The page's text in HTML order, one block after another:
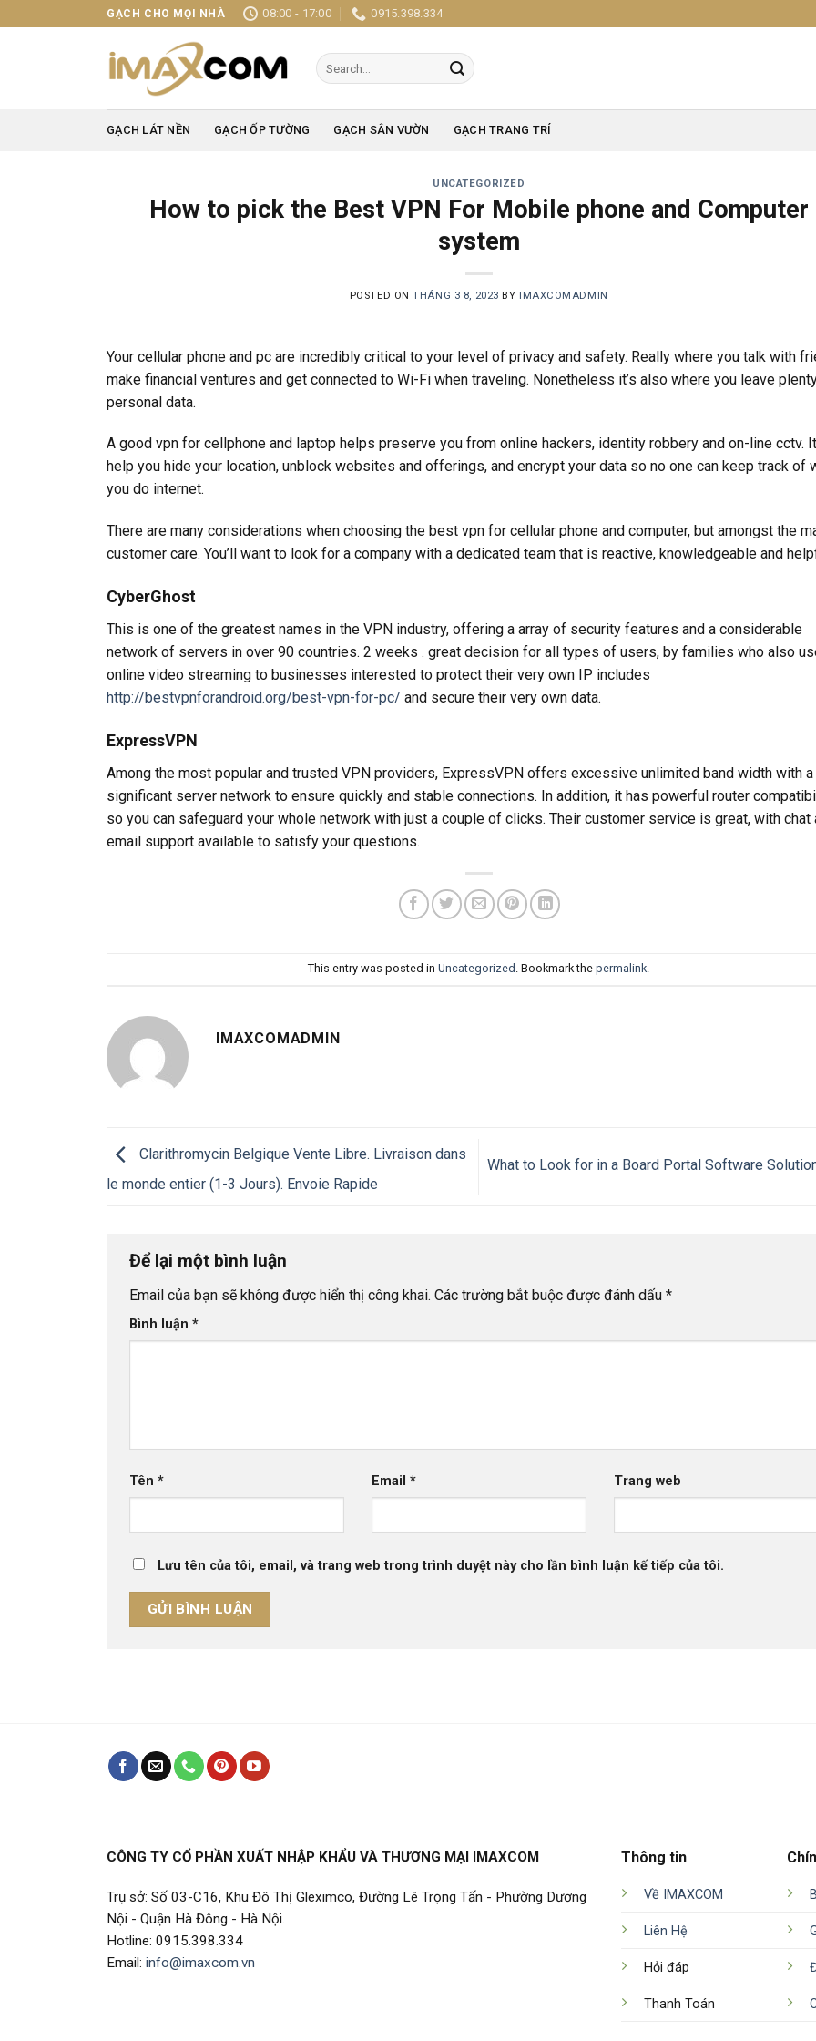
to
GẠCH CHO MỌI NHÀ 08:00 - 17:00 0915.398.334
Search
for:
GẠCH LÁT NỀN GẠCH ỐP TƯỜNG GẠCH SÂN VƯỜN GẠCH TRANG TRÍ
UNCATEGORIZED
How to pick the Best VPN For Mobile phone and Computer
system
POSTED ONTHÁNG 3 8, 2023 BY IMAXCOMADMIN
Your cellular phone and pc are incredibly critical to your level of privacy and safety. Really where you talk with
make financial ventures and get connected to Wi-Fi when traveling. Nonetheless it’s also where you leave
personal data.
A good vpn for cellphone and laptop helps preserve you from online hackers, identity robbery and on-line cctv. It
help you hide your location, unblock websites and offerings, and encrypt your data so no one can keep track of
you do internet.
There are many considerations when choosing the best vpn for cellular phone and computer, but amongst the
customer care. You’ll want to look for a company with a dedicated team that is reactive, knowledgeable and
CyberGhost
This is one of the greatest names in the VPN industry, offering a array of security features and a considerable
network of servers in over 90 countries. 2 weeks . great decision for all types of users, by families who also
online video streaming to businesses interested to protect their very own IP includes
http://bestvpnforandroid.org/best-vpn-for-pc/ and secure their very own data.
ExpressVPN
Among the most popular and trusted VPN providers, ExpressVPN offers excessive unlimited band width with a
significant server network to ensure quickly and stable connections. In addition, it has powerful router
so you can safeguard your whole network with just a couple of clicks. Their customer service is great, with chat
email support available to satisfy your questions.
This entry was posted inUncategorized . Bookmark thepermalink.
IMAXCOMADMIN
Clarithromycin Belgique Vente Libre. Livraison dans
le monde entier (1-3 Jours). Envoie Rapide
What to Look for in a Board Portal Software
Để lại một bình luận
Email của bạn sẽ không được hiển thị công khai. Các trường bắt buộc được đánh dấu *
Bình luận *
Tên * Email * Trang web
Lưu tên của tôi, email, và trang web trong trình duyệt này cho lần bình luận kế tiếp của tôi.
CÔNG TY CỔ PHẦN XUẤT NHẬP KHẨU VÀ THƯƠNG MẠI IMAXCOM
Trụ sở: Số 03-C16, Khu Đô Thị Gleximco, Đường Lê Trọng Tấn - Phường Dương
Nội - Quận Hà Đông - Hà Nội.
Hotline: 0915.398.334
Email: info@imaxcom.vn
Thông tin
Về IMAXCOM
Liên Hệ
Hỏi đáp
Thanh Toán